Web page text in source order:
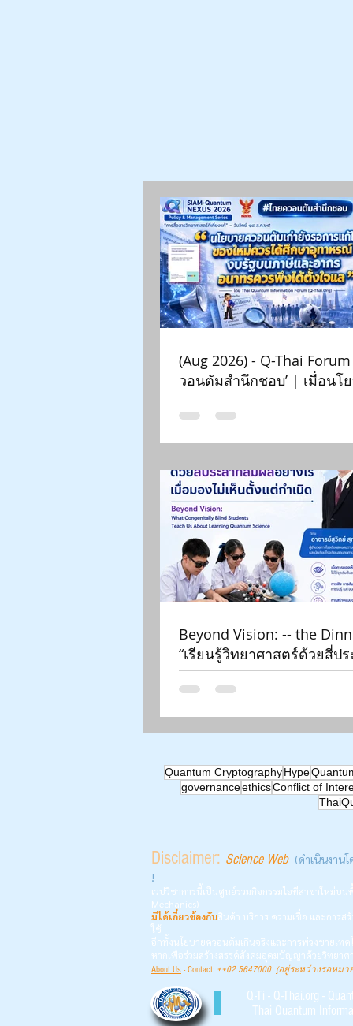
(Aug 2026) - Q-Thai
วอนตัมสำนึกชอบ’ | เมื่อนโย
ตัมเกินจริงระบาดหนัก
Beyond Vision: -- the
“เรียนรู้วิทยาศาสตร์ด้วยสี่ป
สัมผัสฯ” | What
Students Teach Us | สัปดาห์
วิทยาศาสตร์ ๒๕๖๙ | Aug
มหาวิทยาลัยเชียงใหม่ |
Quantum CryptographyHype
governanceethicsConflict of
Disclaimer: Science Web (ดำเนินงาน
!
เวปวิชาการนี้เป็นศูนย์รวมกิจกรรมไอทีสาขาใหม่
Mechanics)
มิได้เกี่ยวข้องกับสินค้า บริการ ความเชื่อ และการส
ใช้
อีกทั้งนโยบายควอนตัมเกินจริงและการพ่วงขายเท
หากเพื่อร่วมสร้างสรรค์สังคมอุดมปัญญาด้วยวิทยาศ
About Us - Contact: ++02 5647000 (อยู่ระหว่างรอหมา
Q-Ti - Q-Thai.org -
Thai Quantum